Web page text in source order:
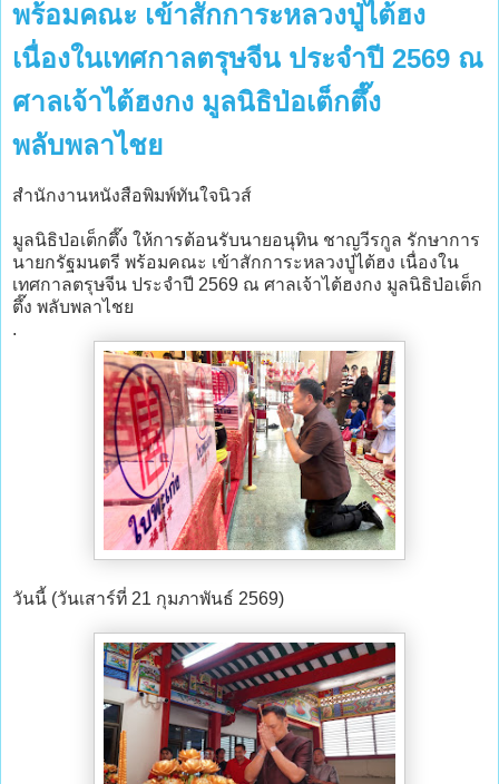
พร้อมคณะ เข้าสักการะหลวงปู่ไต้ฮง
เนื่องในเทศกาลตรุษจีน ประจำปี 2569 ณ
ศาลเจ้าไต้ฮงกง มูลนิธิป่อเต็กตึ๊ง
พลับพลาไชย
สำนักงานหนังสือพิมพ์ทันใจนิวส์
มูลนิธิป่อเต็กตึ๊ง ให้การต้อนรับนายอนุทิน ชาญวีรกูล รักษาการ
นายกรัฐมนตรี พร้อมคณะ เข้าสักการะหลวงปู่ไต้ฮง เนื่องใน
เทศกาลตรุษจีน ประจำปี 2569 ณ ศาลเจ้าไต้ฮงกง มูลนิธิป่อเต็ก
ตึ๊ง พลับพลาไชย
.
วันนี้ (วันเสาร์ที่ 21 กุมภาพันธ์ 2569)